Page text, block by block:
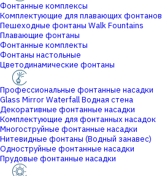
Фонтанные комплексы
Комплектующие для плавающих фонтанов
Пешеходные фонтаны Walk Fountains
Плавающие фонтаны
Фонтанные комплекты
Фонтаны настольные
Цветодинамические фонтаны
Профессиональные фонтанные насадки
Glass Mirror Waterfall Водная стена
Декоративные фонтанные насадки
Комплектующие для фонтанных насадок
Многоструйные фонтанные насадки
Нитевидные фонтаны (Водный занавес)
Одноструйные фонтанные насадки
Прудовые фонтанные насадки